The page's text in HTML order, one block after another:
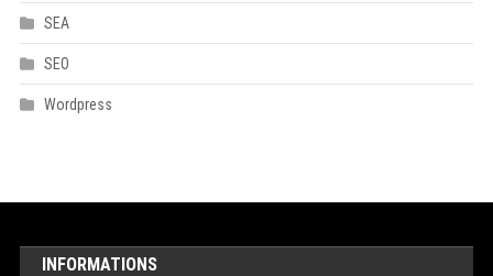
SEA
SEO
Wordpress
INFORMATIONS